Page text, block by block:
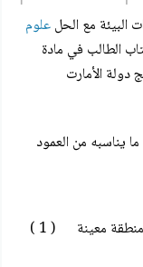
البيئة مع الحلعلوم
الطالب في مادة
دولة الأمارت
يناسبه من العمود
6 / جميع افراد النوع الواحد الذين يعيشون في منطقة معينة ( 1 )